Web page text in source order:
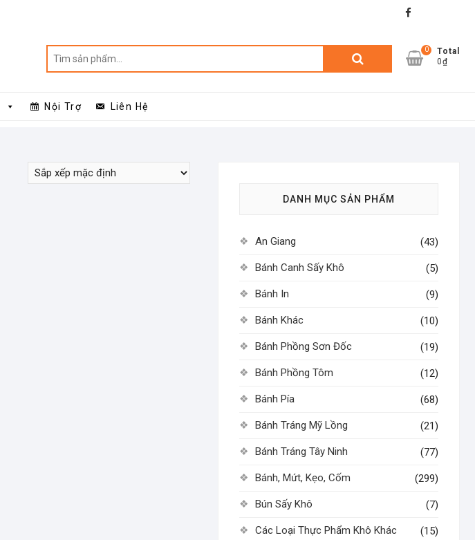
facebook
0
Total
0₫
Nội Trợ Liên Hệ
DANH MỤC SẢN PHẨM
An Giang (43)
Bánh Canh Sấy Khô (5)
Bánh In (9)
Bánh Khác (10)
Bánh Phồng Sơn Đốc (19)
Bánh Phồng Tôm (12)
Bánh Pía (68)
Bánh Tráng Mỹ Lồng (21)
Bánh Tráng Tây Ninh (77)
Bánh, Mứt, Kẹo, Cốm (299)
Bún Sấy Khô (7)
Các Loại Thực Phẩm Khô Khác (15)